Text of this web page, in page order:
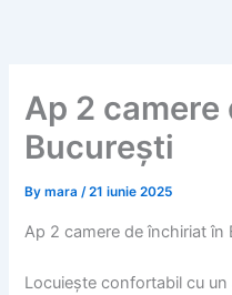
Ap 2
București
Bymara/21 iunie 2025
Ap 2 camere de închiriat în
Locuiește confortabil cu